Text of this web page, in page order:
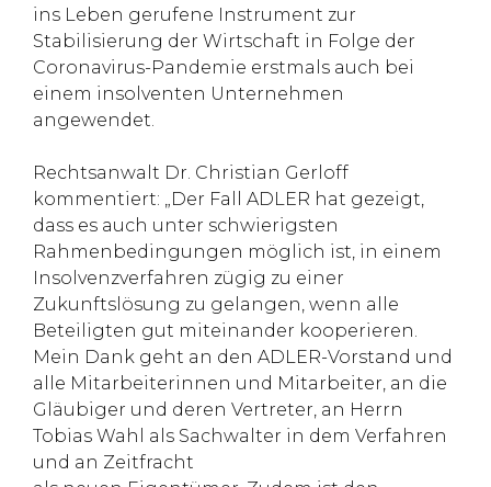
ins Leben gerufene Instrument zur
Stabilisierung der Wirtschaft in Folge der
Coronavirus-Pandemie erstmals auch bei
einem insolventen Unternehmen
angewendet.
Rechtsanwalt Dr. Christian Gerloff
kommentiert: „Der Fall ADLER hat gezeigt,
dass es auch unter schwierigsten
Rahmenbedingungen möglich ist, in einem
Insolvenzverfahren zügig zu einer
Zukunftslösung zu gelangen, wenn alle
Beteiligten gut miteinander kooperieren.
Mein Dank geht an den ADLER-Vorstand und
alle Mitarbeiterinnen und Mitarbeiter, an die
Gläubiger und deren Vertreter, an Herrn
Tobias Wahl als Sachwalter in dem Verfahren
und an Zeitfracht